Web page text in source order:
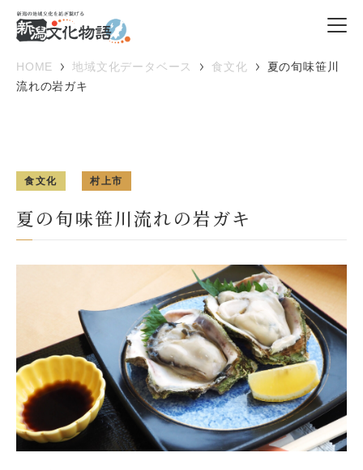
HOME 地域文化データベース 食文化
夏の旬味笹川
流れの岩ガキ
食文化 村上市
夏の旬味笹川流れの岩ガキ